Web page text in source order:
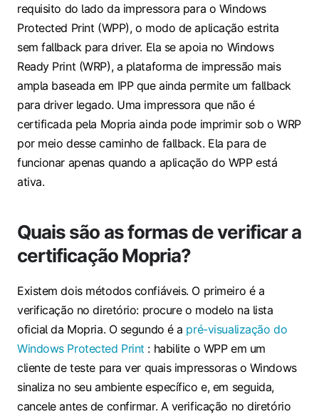
requisito do lado da impressora para o Windows
Protected Print (WPP), o modo de aplicação estrita
sem fallback para driver. Ela se apoia no Windows
Ready Print (WRP), a plataforma de impressão mais
ampla baseada em IPP que ainda permite um fallback
para driver legado. Uma impressora que não é
certificada pela Mopria ainda pode imprimir sob o WRP
por meio desse caminho de fallback. Ela para de
funcionar apenas quando a aplicação do WPP está
ativa.
Quais são as formas de verificar a
certificação Mopria?
Existem dois métodos confiáveis. O primeiro é a
verificação no diretório: procure o modelo na lista
oficial da Mopria. O segundo é a pré-visualização do
Windows Protected Print : habilite o WPP em um
cliente de teste para ver quais impressoras o Windows
sinaliza no seu ambiente específico e, em seguida,
cancele antes de confirmar. A verificação no diretório